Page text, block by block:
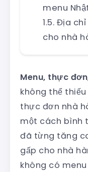
menu
Địa
cho nhà
Menu, thực
không thể
thực đơn nhà
một cách bình
đã từng tăng
gấp cho nhà
không có